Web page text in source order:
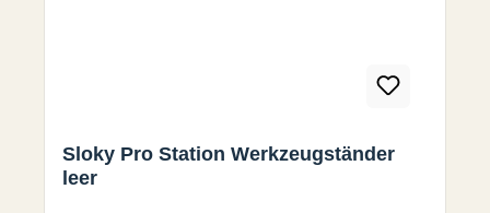
Sloky Pro Station Werkzeugständer
leer